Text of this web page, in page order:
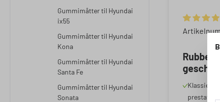
Gummimåtter til Hyundai
ix55
Gummimåtter til Hyundai
Kona
Gummimåtter til Hyundai
Santa Fe
Gummimåtter til Hyundai
Sonata
geschikt
Staria
Vandaag
Klassieker